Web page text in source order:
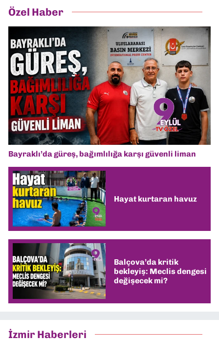
Özel Haber
Bayraklı’da güreş, bağımlılığa karşı güvenli liman
Hayat kurtaran havuz
Balçova’da kritik
bekleyiş: Meclis dengesi
değişecek mi?
İzmir Haberleri